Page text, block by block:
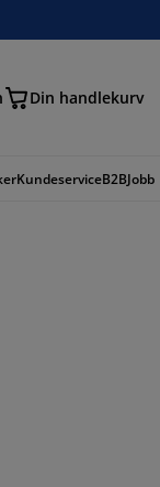
Din handlekurv
KundeserviceB2BJobb